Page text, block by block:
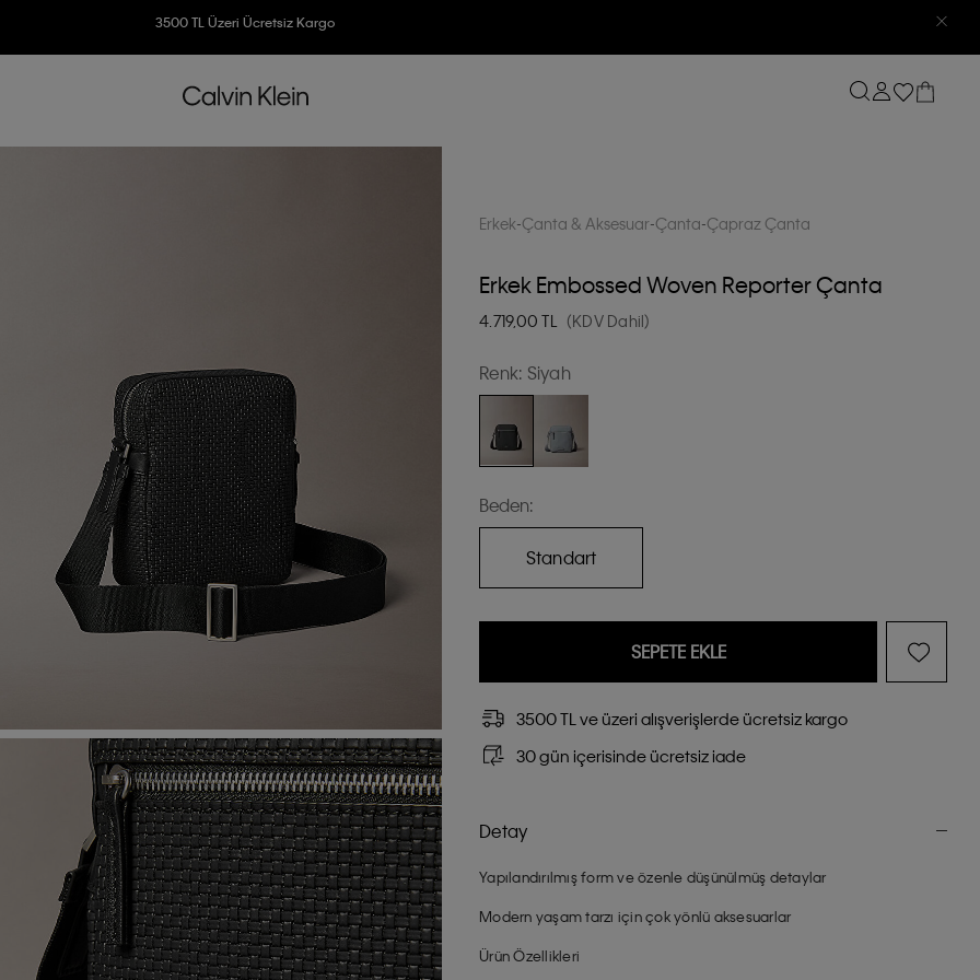
7500 TL Ve Üzeri Alışverişlerinizde 6 Taksit İmkanı
Erkek Çanta & Aksesuar Çanta Çapraz Çanta
Erkek Embossed Woven Reporter Çanta
4.719,00 TL (KDV Dahil)
Renk: Siyah
Beden:
Standart
SEPETE EKLE
3500 TL ve üzeri alışverişlerde ücretsiz kargo
30 gün içerisinde ücretsiz iade
Detay
Yapılandırılmış form ve özenle düşünülmüş detaylar
Modern yaşam tarzı için çok yönlü aksesuarlar
Ürün Özellikleri